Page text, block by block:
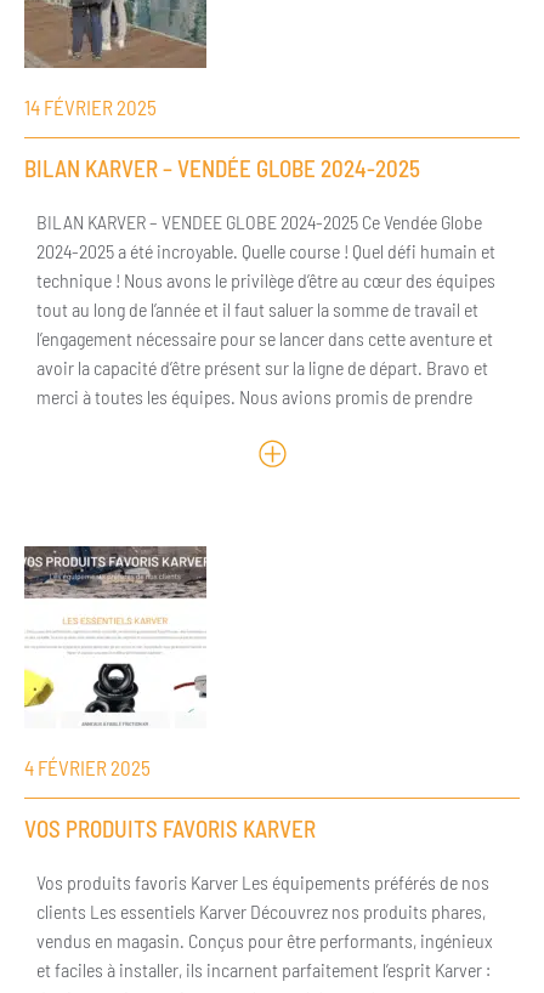
14 FÉVRIER 2025
BILAN KARVER – VENDÉE GLOBE 2024-2025
BILAN KARVER – VENDEE GLOBE 2024-2025 Ce Vendée Globe
2024-2025 a été incroyable. Quelle course ! Quel défi humain et
technique ! Nous avons le privilège d’être au cœur des équipes
tout au long de l’année et il faut saluer la somme de travail et
l’engagement nécessaire pour se lancer dans cette aventure et
avoir la capacité d’être présent sur la ligne de départ. Bravo et
merci à toutes les équipes. Nous avions promis de prendre
4 FÉVRIER 2025
VOS PRODUITS FAVORIS KARVER
Vos produits favoris Karver Les équipements préférés de nos
clients Les essentiels Karver Découvrez nos produits phares,
vendus en magasin. Conçus pour être performants, ingénieux
et faciles à installer, ils incarnent parfaitement l’esprit Karver :